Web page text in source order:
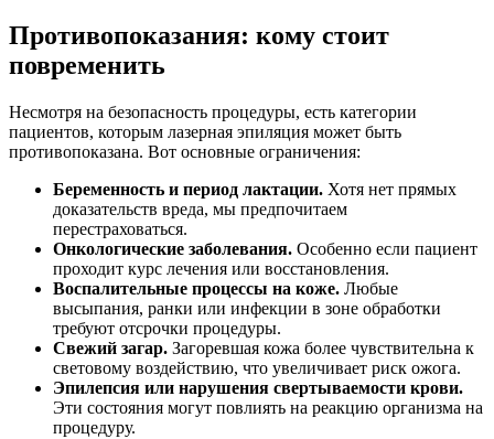
Противопоказания: кому стоит
повременить
Несмотря на безопасность процедуры, есть категории
пациентов, которым лазерная эпиляция может быть
противопоказана. Вот основные ограничения:
Беременность и период лактации. Хотя нет прямых
доказательств вреда, мы предпочитаем
перестраховаться.
Онкологические заболевания. Особенно если пациент
проходит курс лечения или восстановления.
Воспалительные процессы на коже. Любые
высыпания, ранки или инфекции в зоне обработки
требуют отсрочки процедуры.
Свежий загар. Загоревшая кожа более чувствительна к
световому воздействию, что увеличивает риск ожога.
Эпилепсия или нарушения свертываемости крови.
Эти состояния могут повлиять на реакцию организма на
процедуру.